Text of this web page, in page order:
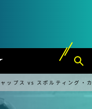
ップス vs スポルティング・